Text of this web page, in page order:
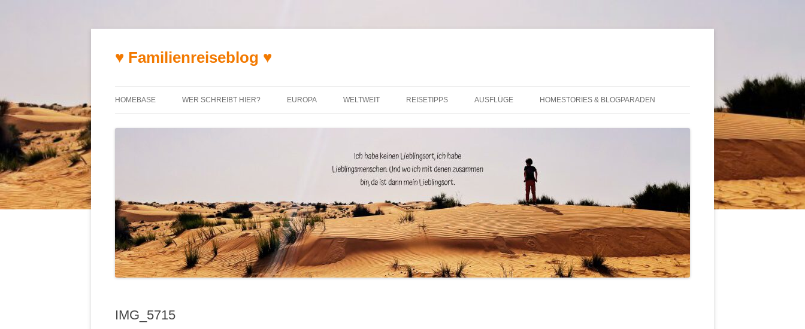
♥ Familienreiseblog ♥
HOMEBASE WER SCHREIBT HIER? EUROPA WELTWEIT REISETIPPS AUSFLÜGE HOMESTORIES & BLOGPARADEN
IMG_5715